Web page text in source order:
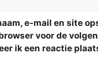
e-mail en site
voor de
ik een reactie